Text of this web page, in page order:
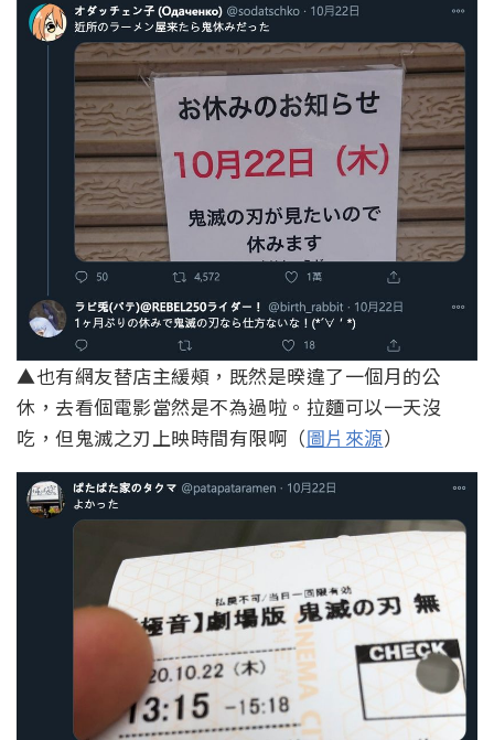
▲也有網友替店主緩頰，既然是暌違了一個月的公
休，去看個電影當然是不為過啦。拉麵可以一天沒
吃，但鬼滅之刃上映時間有限啊（圖片來源）